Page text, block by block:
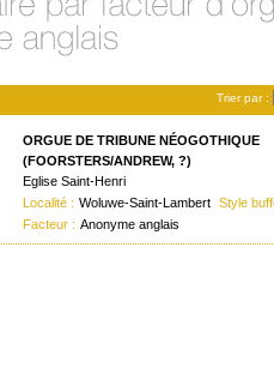
Trier par :
ORGUE DE TRIBUNE NÉOGOTHIQUE
(FOORSTERS/ANDREW, ?)
Eglise Saint-Henri
Localité : Woluwe-Saint-Lambert Style
Facteur : Anonyme anglais